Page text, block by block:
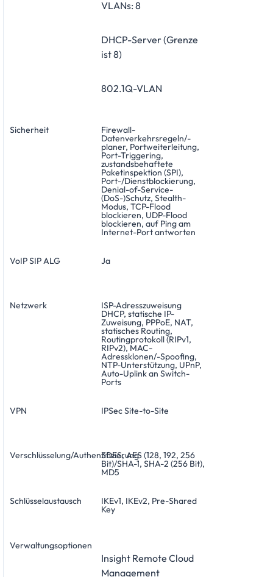
VLANs: 8
DHCP-Server (Grenze
ist 8)
802.1Q-VLAN
Sicherheit Firewall-
Datenverkehrsregeln/-
planer, Portweiterleitung,
Port-Triggering,
zustandsbehaftete
Paketinspektion (SPI),
Port-/Dienstblockierung,
Denial-of-Service-
(DoS-)Schutz, Stealth-
Modus, TCP-Flood
blockieren, UDP-Flood
blockieren, auf Ping am
Internet-Port antworten
VoIP SIP ALG Ja
Netzwerk ISP-Adresszuweisung
DHCP, statische IP-
Zuweisung, PPPoE, NAT,
statisches Routing,
Routingprotokoll (RIPv1,
RIPv2), MAC-
Adressklonen/-Spoofing,
NTP-Unterstützung, UPnP,
Auto-Uplink an Switch-
Ports
VPN IPSec Site-to-Site
Verschlüsselung/Authentifizierung3DES, AES (128, 192, 256
Bit)/SHA-1, SHA-2 (256 Bit),
MD5
Schlüsselaustausch IKEv1, IKEv2, Pre-Shared
Key
Verwaltungsoptionen
Insight Remote Cloud
Management